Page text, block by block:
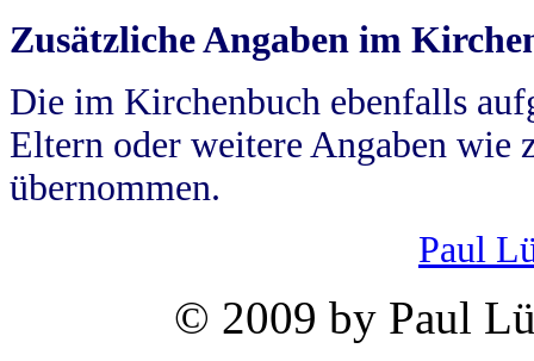
Zusätzliche Angaben im
Die im Kirchenbuch ebenfalls
Eltern oder weitere Angaben wie
übernommen.
Paul
© 2009 by Paul